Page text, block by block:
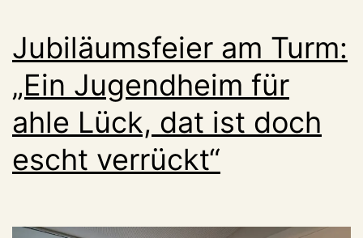
Jubiläumsfeier am Turm:
„Ein Jugendheim für
ahle Lück, dat ist doch
escht verrückt“